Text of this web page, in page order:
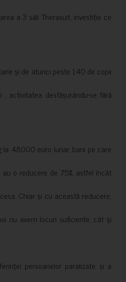
a 3 săli Therasuit, investiție ce
și de atunci peste 140 de copii
activitatea desfășurându-se fără
la 48000 euro lunar, bani pe care
o reducere de 75%, astfel încât
Chiar și cu această reducere,
nu avem locuri suficiente, cât și
persoanelor paralizate și a